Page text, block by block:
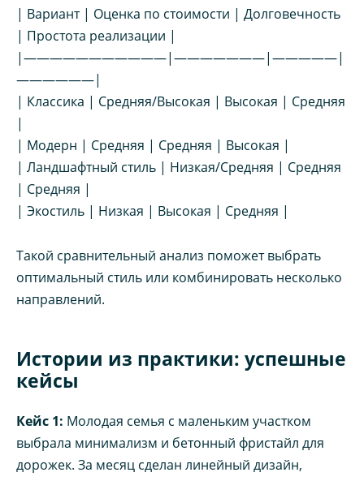
| Вариант | Оценка по стоимости | Долговечность
| Простота реализации |
|———————————|———————|—————|
——————|
| Классика | Средняя/Высокая | Высокая | Средняя
|
| Модерн | Средняя | Средняя | Высокая |
| Ландшафтный стиль | Низкая/Средняя | Средняя
| Средняя |
| Экостиль | Низкая | Высокая | Средняя |
Такой сравнительный анализ поможет выбрать
оптимальный стиль или комбинировать несколько
направлений.
Истории из практики: успешные
кейсы
Кейс 1: Молодая семья с маленьким участком
выбрала минимализм и бетонный фристайл для
дорожек. За месяц сделан линейный дизайн,